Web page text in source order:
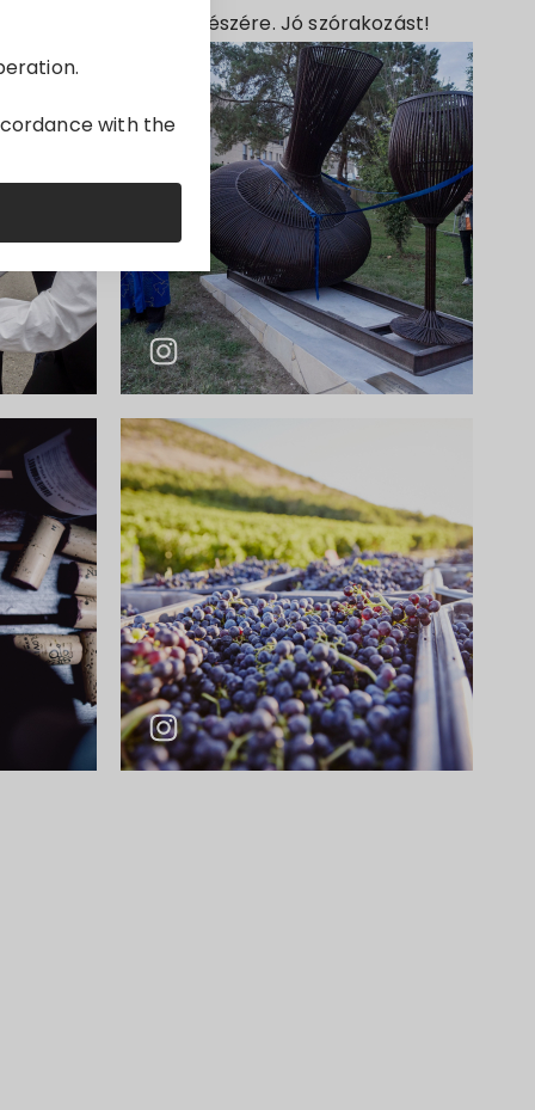
with the
a saját tartalmunk részére. Jó szórakozást!